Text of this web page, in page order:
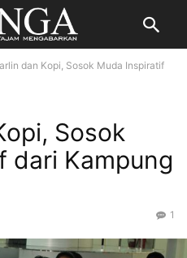
dan Kopi, Sosok Muda Inspiratif
Sosok
dari Kampung
1